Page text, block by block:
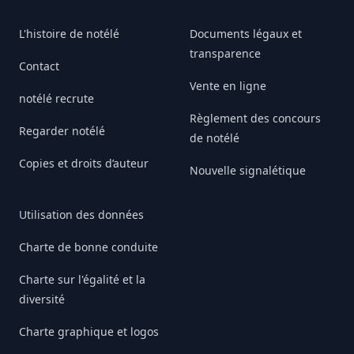
L'histoire de notélé
Contact
notélé recrute
Regarder notélé
Copies et droits d’auteur
Utilisation des données
Charte de bonne conduite
Charte sur l'égalité et la
diversité
Charte graphique et logos
Documents légaux et
transparence
Vente en ligne
Règlement des concours
de notélé
Nouvelle signalétique